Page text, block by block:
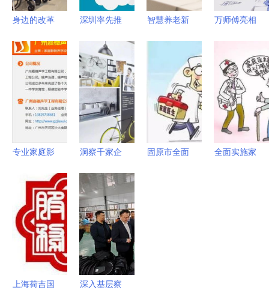
身边的改革
护理保险让
更多人“老
有所护”家
庭服务解忧
深圳率先推
服务规范，
明天起实
施！关于家
庭医生，你
需要了解这
些
智慧养老新
机器人”为
亿万家庭带
来福音
万师傅亮相
会 家居售
后服务产品
引领行业新
趋势
专业家庭影
匠心品质，
视觉盛宴与
贴心服务全
解析
洞察千家企
下最流行的
浴室柜新风
尚
固原市全面
全面实施家
上海荷吉国 深入基层察